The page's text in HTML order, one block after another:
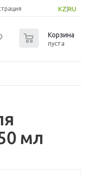
KZ RU
Корзина
пуста
мл